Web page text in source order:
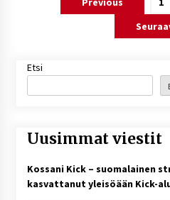
Etsi
Uusimmat viestit
Kossani Kick – suomalainen
kasvattanut yleisöään Kick-